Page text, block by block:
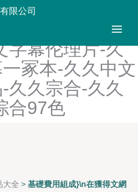
久久这里9-久
品网-久久中文
字幕伦理片-久
冢本-久久中文
久久宗合-久久
合97色
限公司
大全 > 基礎費用組成}\n在獲得文網